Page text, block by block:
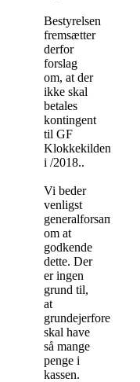
Bestyrelsen
fremsætter
derfor
forslag
om, at der
ikke skal
betales
kontingent
til GF
Klokkekilden
i /2018..
Vi beder
venligst
generalforsamlingen
om at
godkende
dette. Der
er ingen
grund til,
at
grundejerforeningen
skal have
så mange
penge i
kassen.